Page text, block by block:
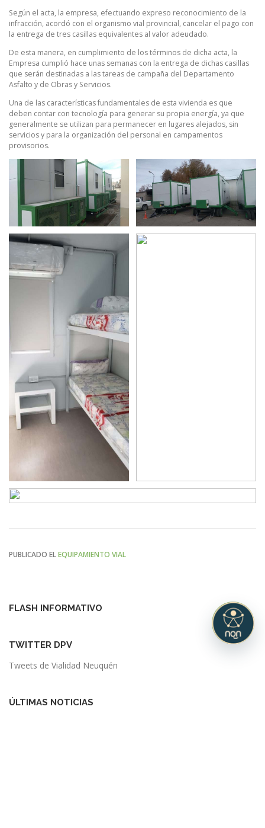
Según el acta, la empresa, efectuando expreso reconocimiento de la
infracción, acordó con el organismo vial provincial, cancelar el pago con
la entrega de tres casillas equivalentes al valor adeudado.
De esta manera, en cumplimiento de los términos de dicha acta, la
Empresa cumplió hace unas semanas con la entrega de dichas casillas
que serán destinadas a las tareas de campaña del Departamento
Asfalto y de Obras y Servicios.
Una de las características fundamentales de esta vivienda es que
deben contar con tecnología para generar su propia energía, ya que
generalmente se utilizan para permanecer en lugares alejados, sin
servicios y para la organización del personal en campamentos
provisorios.
PUBLICADO ELEQUIPAMIENTO VIAL
FLASH INFORMATIVO
TWITTER DPV
Tweets de Vialidad Neuquén
ÚLTIMAS NOTICIAS